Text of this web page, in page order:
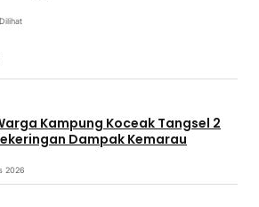
Kampung Koceak Tangsel 2
Dampak Kemarau
2026